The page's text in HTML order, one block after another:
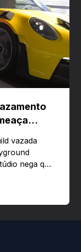
vazada
nega que
versões não